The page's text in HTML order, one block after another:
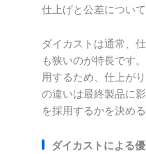
仕上げと公差につい
ダイカストは通常、
も狭いのが特長です
用するため、仕上が
の違いは最終製品に
を採用するかを決め
ダイカストによる